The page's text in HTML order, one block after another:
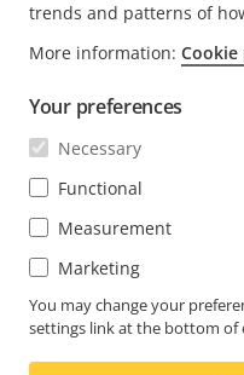
trends and patterns of
More information:
Your preferences
Necessary
Functional
Measurement
Marketing
You may change your
settings link at the bottom of